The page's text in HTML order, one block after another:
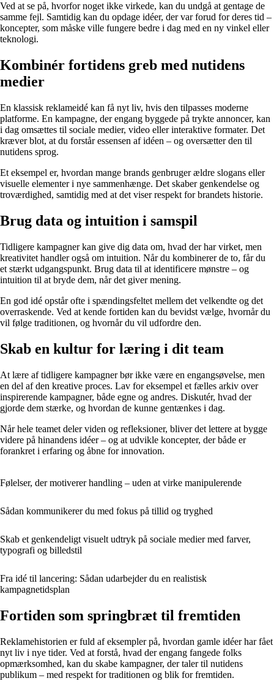
Ved at se på, hvorfor noget ikke virkede, kan du undgå at gentage de
samme fejl. Samtidig kan du opdage idéer, der var forud for deres tid –
koncepter, som måske ville fungere bedre i dag med en ny vinkel eller
teknologi.
Kombinér fortidens greb med nutidens
medier
En klassisk reklameidé kan få nyt liv, hvis den tilpasses moderne
platforme. En kampagne, der engang byggede på trykte annoncer, kan
i dag omsættes til sociale medier, video eller interaktive formater. Det
kræver blot, at du forstår essensen af idéen – og oversætter den til
nutidens sprog.
Et eksempel er, hvordan mange brands genbruger ældre slogans eller
visuelle elementer i nye sammenhænge. Det skaber genkendelse og
troværdighed, samtidig med at det viser respekt for brandets historie.
Brug data og intuition i samspil
Tidligere kampagner kan give dig data om, hvad der har virket, men
kreativitet handler også om intuition. Når du kombinerer de to, får du
et stærkt udgangspunkt. Brug data til at identificere mønstre – og
intuition til at bryde dem, når det giver mening.
En god idé opstår ofte i spændingsfeltet mellem det velkendte og det
overraskende. Ved at kende fortiden kan du bevidst vælge, hvornår du
vil følge traditionen, og hvornår du vil udfordre den.
Skab en kultur for læring i dit team
At lære af tidligere kampagner bør ikke være en engangsøvelse, men
en del af den kreative proces. Lav for eksempel et fælles arkiv over
inspirerende kampagner, både egne og andres. Diskutér, hvad der
gjorde dem stærke, og hvordan de kunne gentænkes i dag.
Når hele teamet deler viden og refleksioner, bliver det lettere at bygge
videre på hinandens idéer – og at udvikle koncepter, der både er
forankret i erfaring og åbne for innovation.
Følelser, der motiverer handling – uden at virke manipulerende
Sådan kommunikerer du med fokus på tillid og tryghed
Skab et genkendeligt visuelt udtryk på sociale medier med farver,
typografi og billedstil
Fra idé til lancering: Sådan udarbejder du en realistisk
kampagnetidsplan
Fortiden som springbræt til fremtiden
Reklamehistorien er fuld af eksempler på, hvordan gamle idéer har fået
nyt liv i nye tider. Ved at forstå, hvad der engang fangede folks
opmærksomhed, kan du skabe kampagner, der taler til nutidens
publikum – med respekt for traditionen og blik for fremtiden.